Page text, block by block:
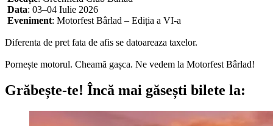
Data: 03–04 Iulie 2026
Eveniment: Motorfest Bârlad – Ediția a VI-a
Diferenta de pret fata de afis se datoareaza taxelor.
Pornește motorul. Cheamă gașca. Ne vedem la Motorfest Bârlad!
Grăbește-te! Încă mai găsești bilete la: